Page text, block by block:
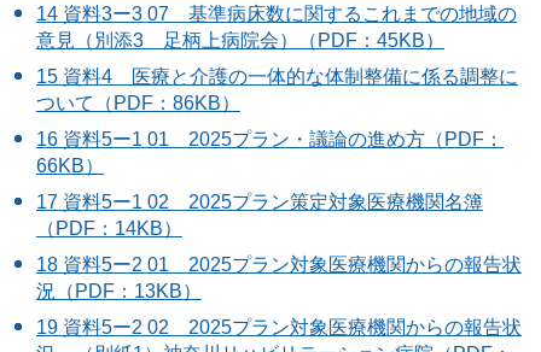
14 資料3ー3 07 基準病床数に関するこれまでの地域の
意見（別添3 足柄上病院会）（PDF：45KB）
15 資料4 医療と介護の一体的な体制整備に係る調整に
ついて（PDF：86KB）
16 資料5ー1 01 2025プラン・議論の進め方（PDF：
66KB）
17 資料5ー1 02 2025プラン策定対象医療機関名簿
（PDF：14KB）
18 資料5ー2 01 2025プラン対象医療機関からの報告状
況（PDF：13KB）
19 資料5ー2 02 2025プラン対象医療機関からの報告状